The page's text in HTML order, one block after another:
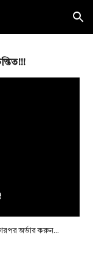
Skip to navigation
অর্ডার করুন...